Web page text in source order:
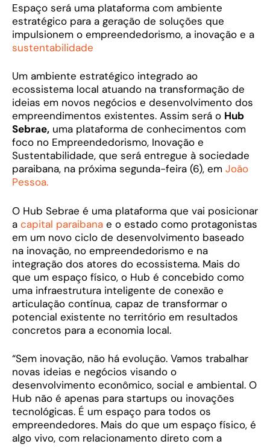
Espaço será uma plataforma com ambiente
estratégico para a geração de soluções que
impulsionem o empreendedorismo, a inovação e a
sustentabilidade
Um ambiente estratégico integrado ao
ecossistema local atuando na transformação de
ideias em novos negócios e desenvolvimento dos
empreendimentos existentes. Assim será o Hub
Sebrae, uma plataforma de conhecimentos com
foco no Empreendedorismo, Inovação e
Sustentabilidade, que será entregue à sociedade
paraibana, na próxima segunda-feira (6), em João
Pessoa.
O Hub Sebrae é uma plataforma que vai posicionar
a capital paraibana e o estado como protagonistas
em um novo ciclo de desenvolvimento baseado
na inovação, no empreendedorismo e na
integração dos atores do ecossistema. Mais do
que um espaço físico, o Hub é concebido como
uma infraestrutura inteligente de conexão e
articulação contínua, capaz de transformar o
potencial existente no território em resultados
concretos para a economia local.
“Sem inovação, não há evolução. Vamos trabalhar
novas ideias e negócios visando o
desenvolvimento econômico, social e ambiental. O
Hub não é apenas para startups ou inovações
tecnológicas. É um espaço para todos os
empreendedores. Mais do que um espaço físico, é
algo vivo, com relacionamento direto com a